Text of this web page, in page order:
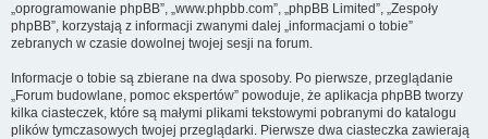
„oprogramowanie phpBB”, „www.phpbb.com”, „phpBB Limited”, „Zespoły
phpBB”, korzystają z informacji zwanymi dalej „informacjami o tobie”
zebranych w czasie dowolnej twojej sesji na forum.
Informacje o tobie są zbierane na dwa sposoby. Po pierwsze, przeglądanie
„Forum budowlane, pomoc ekspertów” powoduje, że aplikacja phpBB tworzy
kilka ciasteczek, które są małymi plikami tekstowymi pobranymi do katalogu
plików tymczasowych twojej przeglądarki. Pierwsze dwa ciasteczka zawierają